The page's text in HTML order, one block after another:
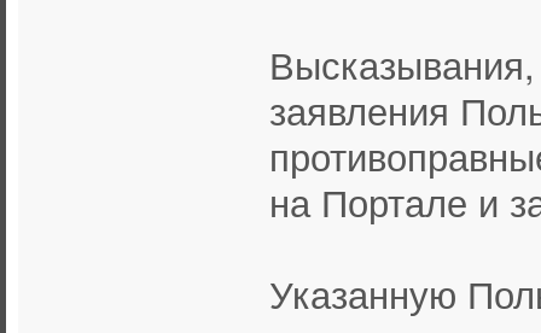
заявления
на Портале и
Указанную